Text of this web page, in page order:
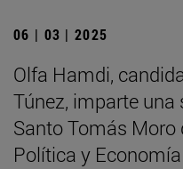
06 | 03 | 2025
Olfa Hamdi,
Túnez, imparte una
Santo Tomás Moro
Política y